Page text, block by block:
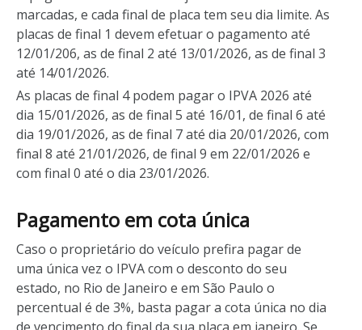
marcadas, e cada final de placa tem seu dia limite. As
placas de final 1 devem efetuar o pagamento até
12/01/206, as de final 2 até 13/01/2026, as de final 3
até 14/01/2026.
As placas de final 4 podem pagar o IPVA 2026 até
dia 15/01/2026, as de final 5 até 16/01, de final 6 até
dia 19/01/2026, as de final 7 até dia 20/01/2026, com
final 8 até 21/01/2026, de final 9 em 22/01/2026 e
com final 0 até o dia 23/01/2026.
Pagamento em cota única
Caso o proprietário do veículo prefira pagar de
uma única vez o IPVA com o desconto do seu
estado, no Rio de Janeiro e em São Paulo o
percentual é de 3%, basta pagar a cota única no dia